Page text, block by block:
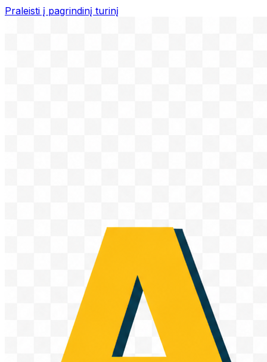
Praleisti į pagrindinį turinį